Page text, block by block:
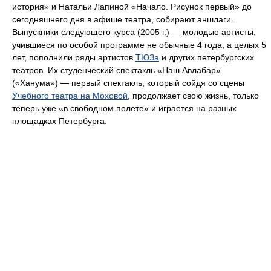
история» и Натальи Лапиной «Начало. Рисунок первый» до
сегодняшнего дня в афише театра, собирают аншлаги.
Выпускники следующего курса (2005 г.) — молодые артисты,
учившиеся по особой программе не обычные 4 года, а целых 5
лет, пополнили ряды артистов ТЮЗа и других петербургских
театров. Их студенческий спектакль «Наш Авлабар»
(«Ханума») — первый спектакль, который сойдя со сцены
Учебного театра на Моховой, продолжает свою жизнь, только
теперь уже «в свободном полете» и играется на разных
площадках Петербурга.